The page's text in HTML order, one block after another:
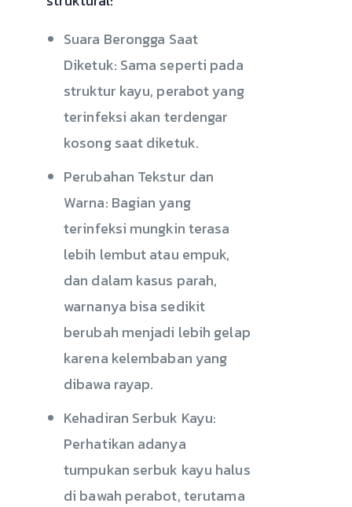
Suara Berongga Saat
Diketuk: Sama seperti pada
struktur kayu, perabot yang
terinfeksi akan terdengar
kosong saat diketuk.
Perubahan Tekstur dan
Warna: Bagian yang
terinfeksi mungkin terasa
lebih lembut atau empuk,
dan dalam kasus parah,
warnanya bisa sedikit
berubah menjadi lebih gelap
karena kelembaban yang
dibawa rayap.
Kehadiran Serbuk Kayu:
Perhatikan adanya
tumpukan serbuk kayu halus
di bawah perabot, terutama